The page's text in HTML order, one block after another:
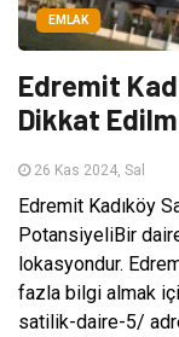
EMLAK
Edremit
Dikkat
26 Kas 2024, Sal
Edremit Kadıköy
PotansiyeliBir
lokasyondur.
fazla bilgi almak
satilik-daire-5/